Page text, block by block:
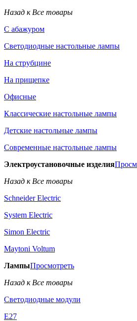
Назад к Все товары
С абажуром
Светодиодные настольные лампы
На струбцине
На прищепке
Офисные
Классические настольные лампы
Детские настольные лампы
Современные настольные лампы
Электроустановочные изделия
Назад к Все товары
Schneider Electric
System Electric
Simon Electric
Maytoni Voltum
ЛампыПросмотреть
Назад к Все товары
Светодиодные модули
E27